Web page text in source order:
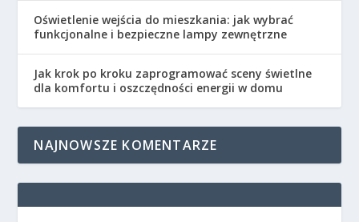
Oświetlenie wejścia do mieszkania: jak wybrać
funkcjonalne i bezpieczne lampy zewnętrzne
Jak krok po kroku zaprogramować sceny świetlne
dla komfortu i oszczędności energii w domu
NAJNOWSZE KOMENTARZE